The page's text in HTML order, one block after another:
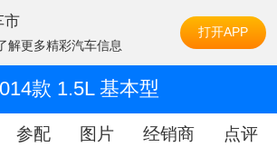
市
解更多精彩汽车信息
打开APP
款 1.5L 基本型
参配 图片 经销商 点评